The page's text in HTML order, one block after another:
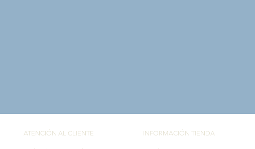
ATENCIÓN AL CLIENTE INFORMACIÓN TIENDA